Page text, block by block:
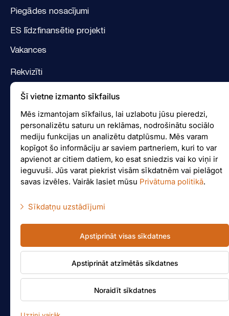
Piegādes nosacījumi
ES līdzfinansētie projekti
Vakances
Rekvizīti
Logotips
Facebook
Instagram
Cenas pieprasījums
© Jelgavas tipogrāfija
Vispārējie sadarbības noteikumi
Privātuma politika
Failu sagatavošana
Šī vietne izmanto sīkfailus
Mēs izmantojam sīkfailus, lai uzlabotu jūsu pieredzi,
personalizētu saturu un reklāmas, nodrošinātu sociālo
mediju funkcijas un analizētu datplūsmu. Mēs varam
kopīgot šo informāciju ar saviem partneriem, kuri to var
apvienot ar citiem datiem, ko esat sniedzis vai ko viņi ir
ieguvuši. Jūs varat piekrist visām sīkdatnēm vai pielāgot
savas izvēles. Vairāk lasiet mūsu Privātuma politikā.
Sīkdatņu uzstādījumi
Mārketinga sīkdatnes
Statistikas sīkdatnes
Citas sīkdatnes
Apstiprināt visas sīkdatnes
Apstiprināt atzīmētās sīkdatnes
Noraidīt sīkdatnes